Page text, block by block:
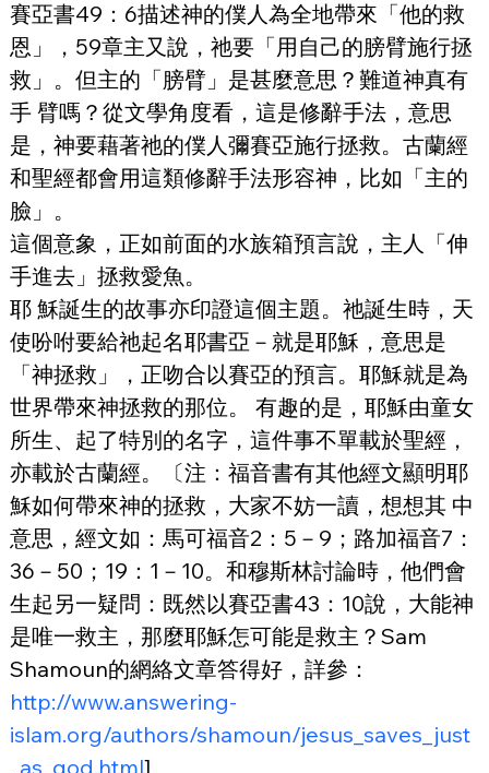
賽亞書49：6描述神的僕人為全地帶來「他的救
恩」，59章主又說，祂要「用自己的膀臂施行拯
救」。但主的「膀臂」是甚麼意思？難道神真有
手 臂嗎？從文學角度看，這是修辭手法，意思
是，神要藉著祂的僕人彌賽亞施行拯救。古蘭經
和聖經都會用這類修辭手法形容神，比如「主的
臉」。
這個意象，正如前面的水族箱預言說，主人「伸
手進去」拯救愛魚。
耶 穌誕生的故事亦印證這個主題。祂誕生時，天
使吩咐要給祂起名耶書亞－就是耶穌，意思是
「神拯救」，正吻合以賽亞的預言。耶穌就是為
世界帶來神拯救的那位。 有趣的是，耶穌由童女
所生、起了特別的名字，這件事不單載於聖經，
亦載於古蘭經。〔注：福音書有其他經文顯明耶
穌如何帶來神的拯救，大家不妨一讀，想想其 中
意思，經文如：馬可福音2：5－9；路加福音7：
36－50；19：1－10。和穆斯林討論時，他們會
生起另一疑問：既然以賽亞書43：10說，大能神
是唯一救主，那麼耶穌怎可能是救主？Sam
Shamoun的網絡文章答得好，詳參：
http://www.answering-
islam.org/authors/shamoun/jesus_saves_just
_as_god.html]